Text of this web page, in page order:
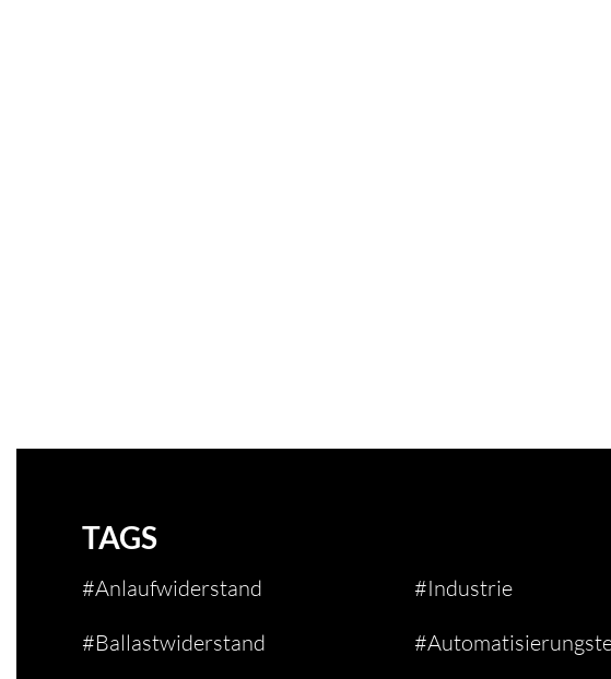
TAGS
#Anlaufwiderstand
#Ballastwiderstand
#Industrie